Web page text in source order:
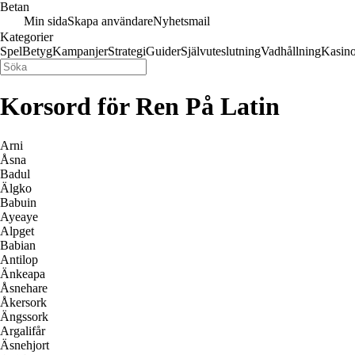
Betan
Min sidaSkapa användareNyhetsmail
Kategorier
SpelBetygKampanjerStrategiGuiderSjälvuteslutningVadhållning
Korsord för Ren På Latin
Arni
Åsna
Badul
Älgko
Babuin
Ayeaye
Alpget
Babian
Antilop
Änkeapa
Åsnehare
Åkersork
Ängssork
Argalifår
Äsnehjort